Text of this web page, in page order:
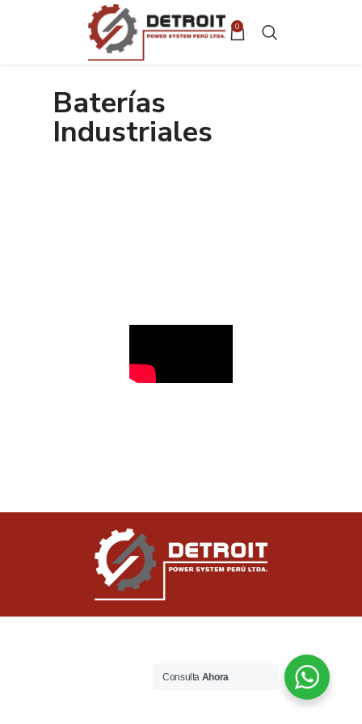
0
Baterías
Industriales
Consulta Ahora